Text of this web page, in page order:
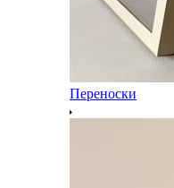
Переноски